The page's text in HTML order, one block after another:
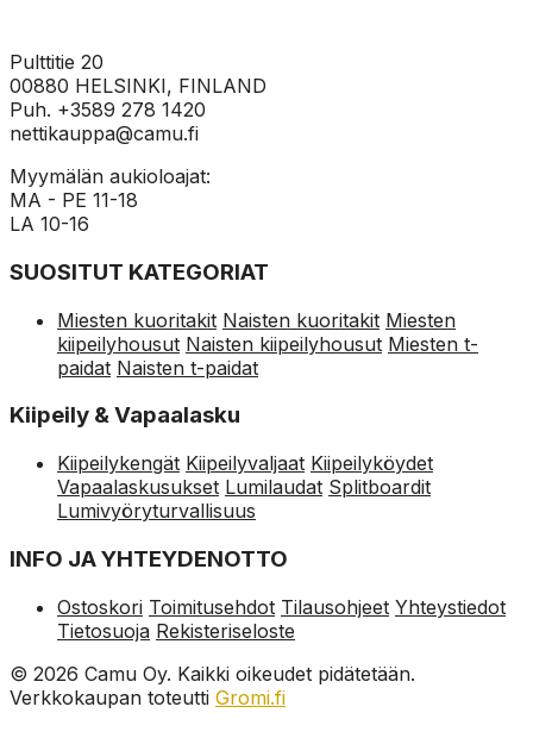
Pulttitie 20
00880 HELSINKI, FINLAND
Puh. +3589 278 1420
nettikauppa@camu.fi
Myymälän aukioloajat:
MA - PE 11-18
LA 10-16
SUOSITUT KATEGORIAT
Miesten kuoritakit Naisten kuoritakit Miesten
kiipeilyhousut Naisten kiipeilyhousut Miesten t-
paidat Naisten t-paidat
Kiipeily & Vapaalasku
Kiipeilykengät Kiipeilyvaljaat Kiipeilyköydet
Vapaalaskusukset Lumilaudat Splitboardit
Lumivyöryturvallisuus
INFO JA YHTEYDENOTTO
Ostoskori Toimitusehdot Tilausohjeet Yhteystiedot
Tietosuoja Rekisteriseloste
© 2026 Camu Oy. Kaikki oikeudet pidätetään.
Verkkokaupan toteutti Gromi.fi